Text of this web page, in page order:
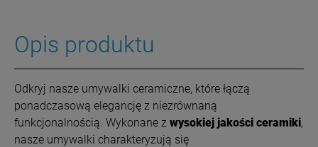
Opis produktu
Odkryj nasze umywalki ceramiczne, które łączą
ponadczasową elegancję z niezrównaną
funkcjonalnością. Wykonane z wysokiej jakości ceramiki,
nasze umywalki charakteryzują się